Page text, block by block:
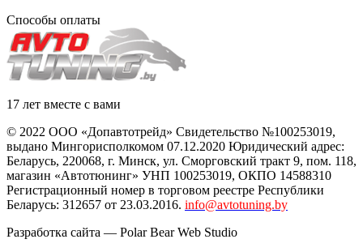
Способы оплаты
17 лет вместе с вами
© 2022 ООО «Допавтотрейд» Свидетельство №100253019,
выдано Мингорисполкомом 07.12.2020 Юридический адрес:
Беларусь, 220068, г. Минск, ул. Сморговский тракт 9, пом. 118,
магазин «Автотюнинг» УНП 100253019, ОКПО 14588310
Регистрационный номер в торговом реестре Республики
Беларусь: 312657 от 23.03.2016. info@avtotuning.by
Разработка сайта — Polar Bear Web Studio